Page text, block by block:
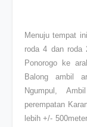
Menuju tempat
roda 4 dan roda
Ponorogo ke
Balong ambil
Ngumpul,
perempatan
lebih +/-